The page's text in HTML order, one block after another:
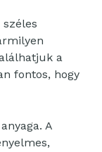
a
fontos, hogy
A